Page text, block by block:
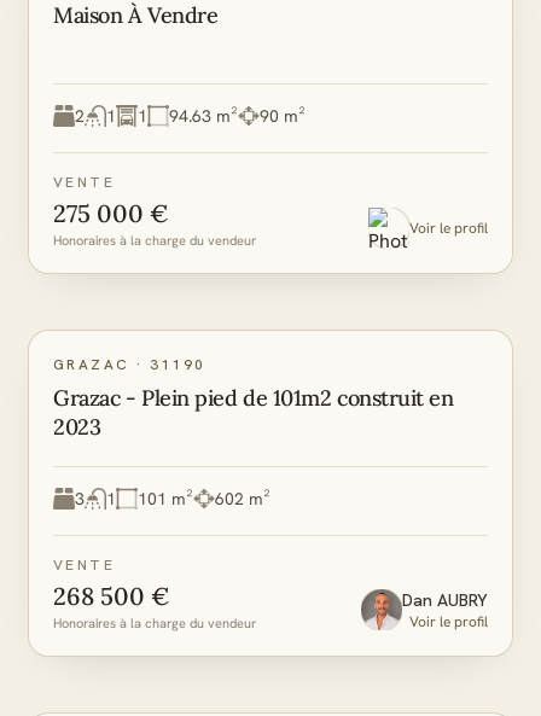
Maison À Vendre
2 1 1 94.63 m² 90 m²
VENTE
275 000 €
Honoraires à la charge du vendeur
Voir le profil
GRAZAC · 31190
Grazac - Plein pied de 101m2 construit en
2023
3 1 101 m² 602 m²
VENTE
268 500 €
Honoraires à la charge du vendeur
Dan AUBRY
Voir le profil